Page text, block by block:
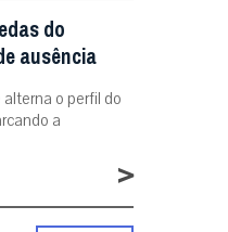
do
ausência
o perfil do
a
>